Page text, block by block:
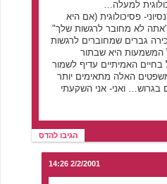
למעלה…
פסיכולוגית (אם היא
לא מחובר לרגשות שלך"
גברים שמחוברים לרגשות
המשמעות היא שבתור
האמיתיים עדיף לשמור
האלה מתאימים יותר
בגרוש… ואני- אני השקעתי
הגיבו להדס
2/2/2001 14:26